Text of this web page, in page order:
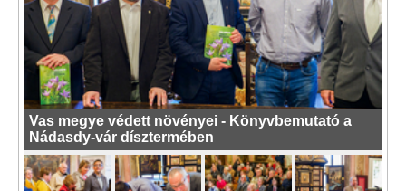
Vas megye védett növényei - Könyvbemutató a
Nádasdy-vár dísztermében